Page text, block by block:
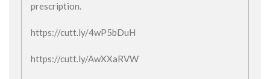
prescription.
https://cutt.ly/4wP5bDuH
https://cutt.ly/AwXXaRVW